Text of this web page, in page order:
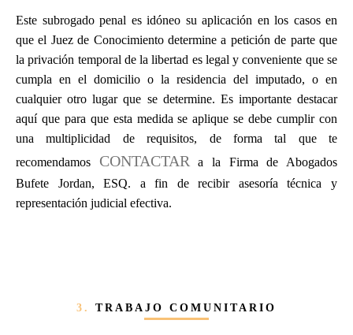
Este subrogado penal es idóneo su aplicación en los casos en
que el Juez de Conocimiento determine a petición de parte que
la privación temporal de la libertad es legal y conveniente que se
cumpla en el domicilio o la residencia del imputado, o en
cualquier otro lugar que se determine. Es importante destacar
aquí que para que esta medida se aplique se debe cumplir con
una multiplicidad de requisitos, de forma tal que te
recomendamos CONTACTAR a la Firma de Abogados
Bufete Jordan, ESQ. a fin de recibir asesoría técnica y
representación judicial efectiva.
3. TRABAJO COMUNITARIO